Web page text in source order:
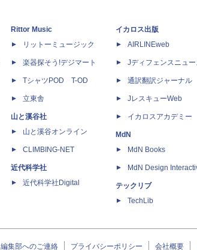
Rittor Music
リットーミュージック
楽器探そう!デジマート
TシャツPOD T-OD
立東舎
山と溪谷社
山と溪谷オンライン
CLIMBING-NET
近代科学社
近代科学社Digital
イカロス出版
AIRLINEweb
Jディフェンスニュー
通訳翻訳ジャーナル
JレスキューWeb
イカロスアカデミー
MdN
MdN Books
MdN Design
テックリブ
TechLib
編集部へのご連絡 プライバシーポリシー 会社概要